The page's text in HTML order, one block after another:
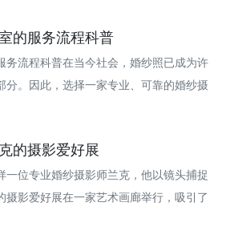
的服务流程科普
务流程科普在当今社会，婚纱照已成为许
分。因此，选择一家专业、可靠的婚纱摄
的摄影爱好展
一位专业婚纱摄影师兰克，他以镜头捕捉
摄影爱好展在一家艺术画廊举行，吸引了